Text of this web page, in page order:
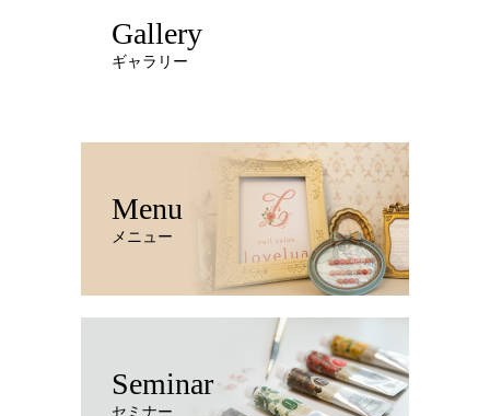
Gallery
ギャラリー
Menu
メニュー
Seminar
セミナー